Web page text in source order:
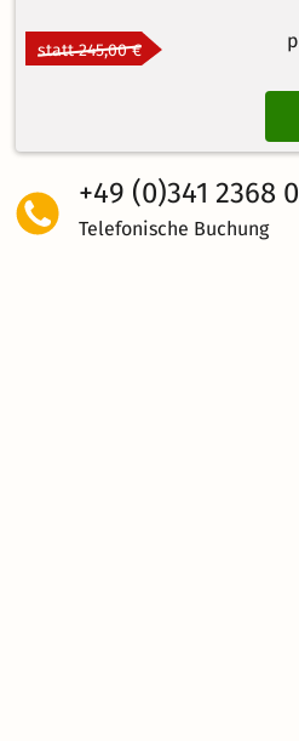
statt 245,00 €
+49 (0)341 2368
Telefonische Buchung